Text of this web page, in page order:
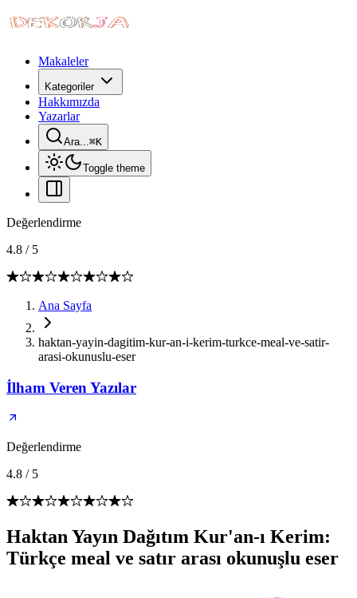
Makaleler
Kategoriler
Hakkımızda
Yazarlar
Ara...⌘K
Toggle theme
Değerlendirme
4.8 / 5
Ana Sayfa
haktan-yayin-dagitim-kur-an-i-kerim-turkce-meal-ve-satir-
arasi-okunuslu-eser
İlham Veren Yazılar
Değerlendirme
4.8 / 5
Haktan Yayın Dağıtım Kur'an-ı Kerim:
Türkçe meal ve satır arası okunuşlu eser